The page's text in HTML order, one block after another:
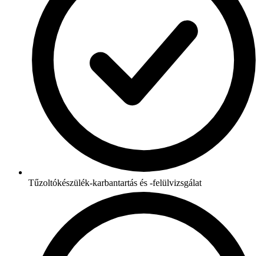
Tűzoltókészülék-karbantartás és -felülvizsgálat